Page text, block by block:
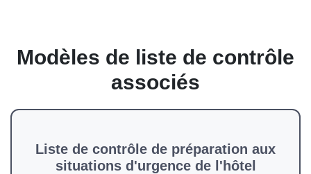
Modèles de liste de contrôle
associés
Liste de contrôle de préparation aux
situations d'urgence de l'hôtel